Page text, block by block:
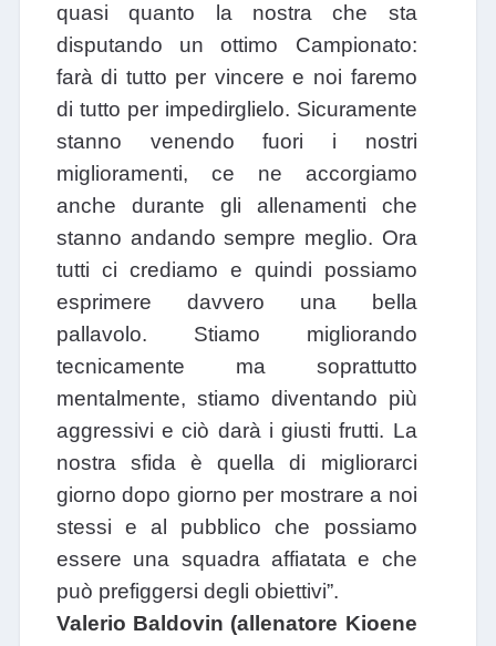
quasi quanto la nostra che sta
disputando un ottimo Campionato:
farà di tutto per vincere e noi faremo
di tutto per impedirglielo. Sicuramente
stanno venendo fuori i nostri
miglioramenti, ce ne accorgiamo
anche durante gli allenamenti che
stanno andando sempre meglio. Ora
tutti ci crediamo e quindi possiamo
esprimere davvero una bella
pallavolo. Stiamo migliorando
tecnicamente ma soprattutto
mentalmente, stiamo diventando più
aggressivi e ciò darà i giusti frutti. La
nostra sfida è quella di migliorarci
giorno dopo giorno per mostrare a noi
stessi e al pubblico che possiamo
essere una squadra affiatata e che
può prefiggersi degli obiettivi”.
Valerio Baldovin (allenatore Kioene